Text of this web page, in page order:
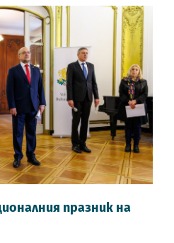
празник на